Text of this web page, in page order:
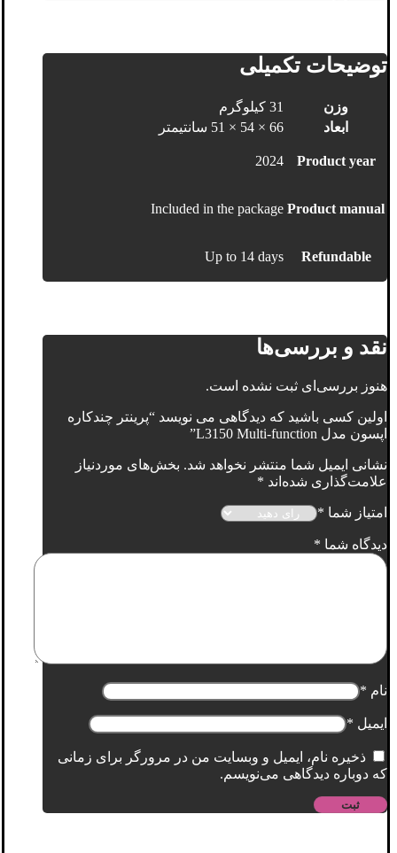
توضیحات تکمیلی
وزن
31 کیلوگرم
ابعاد
66 × 54 × 51 سانتیمتر
Product year
2024
Product manual
Included in the package
Refundable
Up to 14 days
نقد و بررسی‌ها
هنوز بررسی‌ای ثبت نشده است.
اولین کسی باشید که دیدگاهی می نویسد “پرینتر چندکاره
اپسون مدل L3150 Multi-function”
نشانی ایمیل شما منتشر نخواهد شد. بخش‌های موردنیاز
علامت‌گذاری شده‌اند *
امتیاز شما *
دیدگاه شما *
نام *
ایمیل *
ذخیره نام، ایمیل و وبسایت من در مرورگر برای زمانی
که دوباره دیدگاهی می‌نویسم.